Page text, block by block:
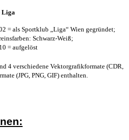
Liga
= als Sportklub „Liga“ Wien gegründet;
Schwarz-Weiß;
= aufgelöst
4 verschiedene Vektorgrafikformate (CDR,
(JPG, PNG, GIF) enthalten.